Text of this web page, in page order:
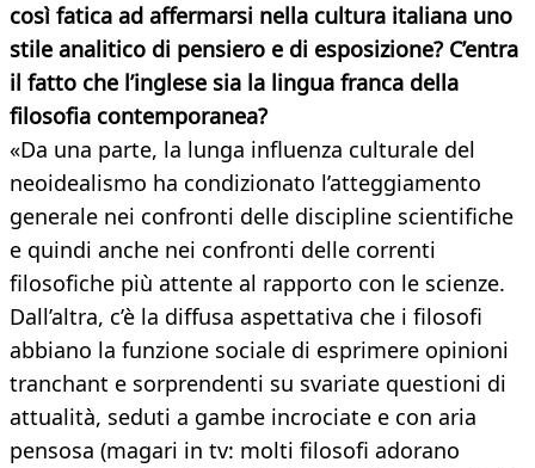
così fatica ad affermarsi nella cultura italiana uno
stile analitico di pensiero e di esposizione? C’entra
il fatto che l’inglese sia la lingua franca della
filosofia contemporanea?
«Da una parte, la lunga influenza culturale del
neoidealismo ha condizionato l’atteggiamento
generale nei confronti delle discipline scientifiche
e quindi anche nei confronti delle correnti
filosofiche più attente al rapporto con le scienze.
Dall’altra, c’è la diffusa aspettativa che i filosofi
abbiano la funzione sociale di esprimere opinioni
tranchant e sorprendenti su svariate questioni di
attualità, seduti a gambe incrociate e con aria
pensosa (magari in tv: molti filosofi adorano